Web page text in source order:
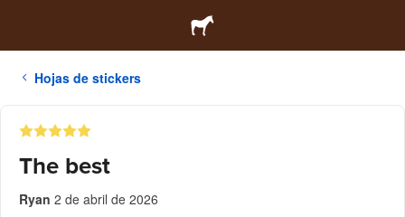
Hojas de stickers
The best
Ryan 2 de abril de 2026